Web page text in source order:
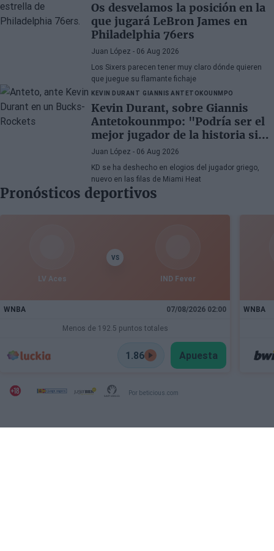
Os desvelamos la posición en la
que jugará LeBron James en
Philadelphia 76ers
Juan López - 06 Aug 2026
Los Sixers parecen tener muy claro dónde quieren
que juegue su flamante fichaje
KEVIN DURANT GIANNIS ANTETOKOUNMPO
Kevin Durant, sobre Giannis
Antetokounmpo: "Podría ser el
mejor jugador de la historia si
quisiera"
Juan López - 06 Aug 2026
KD se ha deshecho en elogios del jugador griego,
nuevo en las filas de Miami Heat
Pronósticos deportivos
LV Aces
VS
IND Fever
WNBA 07/08/2026 02:00
Menos de 192.5 puntos totales
1.86 Apuesta
WNBA
Por beticious.com